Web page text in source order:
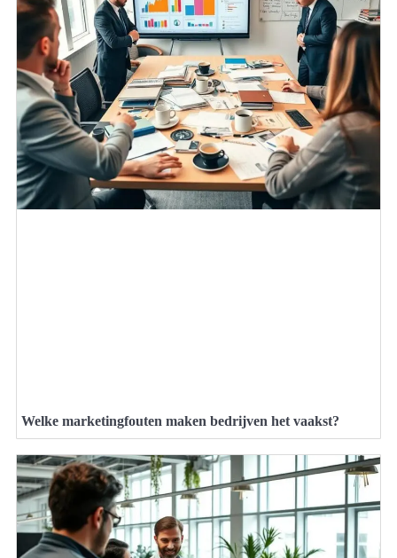
Welke marketingfouten maken bedrijven het vaakst?